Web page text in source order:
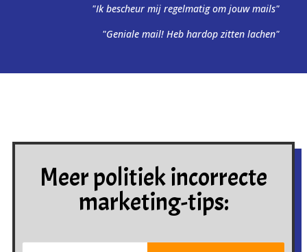
"Ik bescheur mij regelmatig om jouw mails"
"Geniale mail! Heb hardop zitten lachen"
Meer politiek incorrecte
marketing-tips: